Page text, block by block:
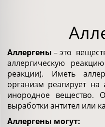
Аллергены – это
аллергическую
реакции). Иметь
организм реагирует
инородное вещество.
выработки антител или
Аллергены могут: